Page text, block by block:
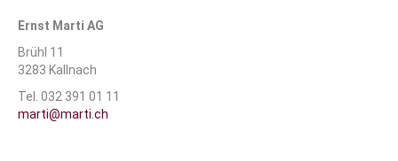
Ernst Marti AG
Brühl 11
3283 Kallnach
Tel. 032 391 01 11
marti@marti.ch